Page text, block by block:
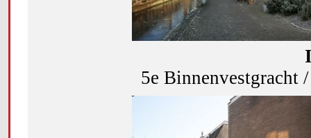
5e Binnenvestgracht